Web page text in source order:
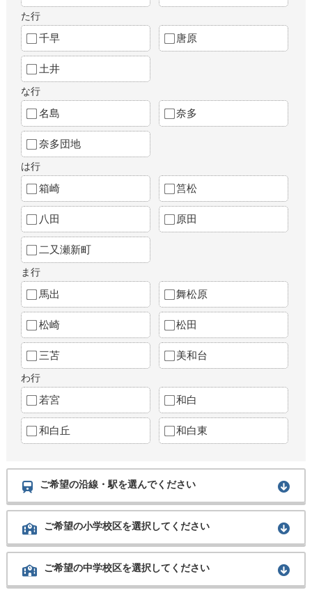
た行
千早 唐原
土井
な行
名島 奈多
奈多団地
は行
箱崎 筥松
八田 原田
二又瀬新町
ま行
馬出 舞松原
松崎 松田
三苫 美和台
わ行
若宮 和白
和白丘 和白東
ご希望の沿線・駅を選んでください
ご希望の小学校区を選択してください
ご希望の中学校区を選択してください